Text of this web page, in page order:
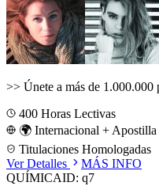
>> Únete a más de 1.000.000
400 Horas Lectivas
🌍 Internacional + Apostilla
Titulaciones Homologadas
Ver Detalles
MÁS INFO
QUÍMICAID: q7